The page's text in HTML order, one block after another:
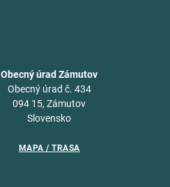
Obecný úrad Zámutov
Obecný úrad č. 434
094 15, Zámutov
Slovensko
MAPA / TRASA